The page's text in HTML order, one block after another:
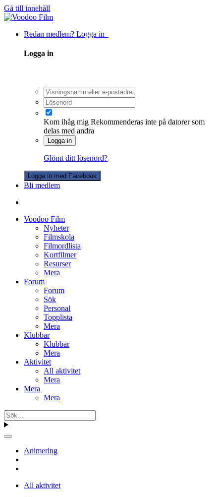
Gå till innehåll
Redan medlem? Logga in
Logga in
Kom ihåg mig Rekommenderas inte på datorer som
delas med andra
Logga in
Glömt ditt lösenord?
Logga in med Facebook
Bli medlem
Voodoo Film
Nyheter
Filmskola
Filmordlista
Kortfilmer
Resurser
Mera
Forum
Forum
Sök
Personal
Topplista
Mera
Klubbar
Klubbar
Mera
Aktivitet
All aktivitet
Mera
Mera
Mera
Animering
All aktivitet